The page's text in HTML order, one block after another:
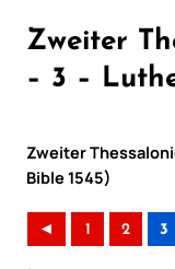
Zweiter
– 3 –
Zweiter
Bible 1545)
◄ 1 2 3